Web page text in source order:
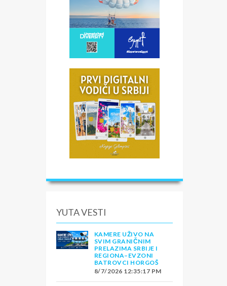
YUTA VESTI
KAMERE UŽIVO NA
SVIM GRANIČNIM
PRELAZIMA SRBIJE I
REGIONA–EVZONI
BATROVCI HORGOŠ
8/7/2026 12:35:17 PM